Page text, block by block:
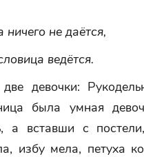
не даётся,
ведётся.
девочки:
была умная
а вставши с
избу мела, петуха